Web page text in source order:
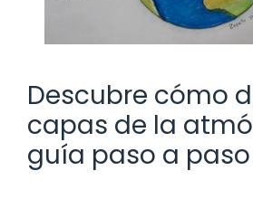
Descubre cómo
capas de la
guía paso a paso